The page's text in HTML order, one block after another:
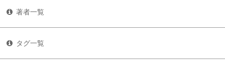
著者一覧
タグ一覧